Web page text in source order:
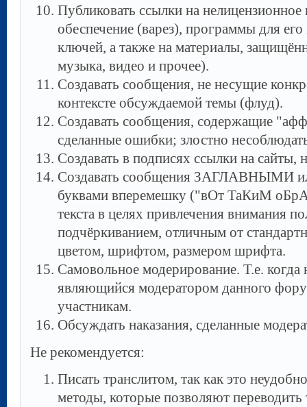
Публиковать ссылки на
обеспечение (варез), программы для
ключей, а также на материалы,
музыка, видео и прочее).
Создавать сообщения, не несущие
контексте обсуждаемой темы (флуд).
Создавать сообщения, содержащие
сделанные ошибки; злостно
Создавать в подписях ссылки на
Cоздавать сообщения ЗАГЛАВНЫМИ
буквами вперемешку ("вОт ТаКиМ
текста в целях привлечения
подчёркиванием, отличным от
цветом, шрифтом, размером шрифта.
Самовольное модерирование. Т.е.
являющийся модератором данного
участникам.
Обсуждать наказания, сделанные
Не рекомендуется:
Писать транслитом, так как это
методы, которые позволяют